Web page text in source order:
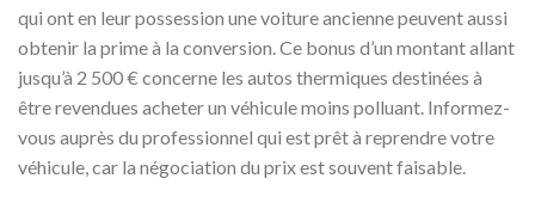
qui ont en leur possession une voiture ancienne peuvent aussi
obtenir la prime à la conversion. Ce bonus d’un montant allant
jusqu’à 2 500 € concerne les autos thermiques destinées à
être revendues acheter un véhicule moins polluant. Informez-
vous auprès du professionnel qui est prêt à reprendre votre
véhicule, car la négociation du prix est souvent faisable.